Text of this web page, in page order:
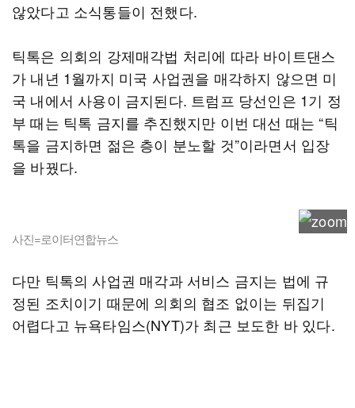
않았다고 소식통들이 전했다.
틱톡은 의회의 강제매각법 처리에 따라 바이트댄스
가 내년 1월까지 미국 사업권을 매각하지 않으면 미
국 내에서 사용이 금지된다. 트럼프 당선인은 1기 정
부 때는 틱톡 금지를 추진했지만 이번 대선 때는 “틱
톡을 금지하면 젊은 층이 분노할 것”이라면서 입장
을 바꿨다.
사진=로이터연합뉴스
다만 틱톡의 사업권 매각과 서비스 금지는 법에 규
정된 조치이기 때문에 의회의 협조 없이는 뒤집기
어렵다고 뉴욕타임스(NYT)가 최근 보도한 바 있다.